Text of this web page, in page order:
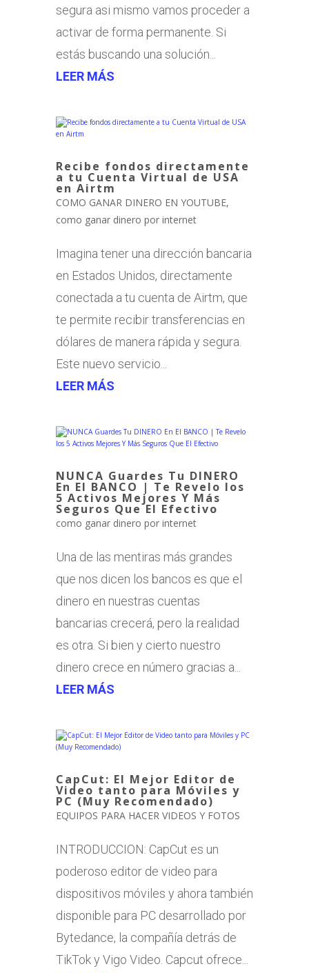
segura asi mismo vamos proceder a
activar de forma permanente. Si
estás buscando una solución...
LEER MÁS
Recibe fondos directamente
a tu Cuenta Virtual de USA
en Airtm
COMO GANAR DINERO EN YOUTUBE,
como ganar dinero por internet
Imagina tener una dirección bancaria
en Estados Unidos, directamente
conectada a tu cuenta de Airtm, que
te permite recibir transferencias en
dólares de manera rápida y segura.
Este nuevo servicio...
LEER MÁS
NUNCA Guardes Tu DINERO
En El BANCO | Te Revelo los
5 Activos Mejores Y Más
Seguros Que El Efectivo
como ganar dinero por internet
Una de las mentiras más grandes
que nos dicen los bancos es que el
dinero en nuestras cuentas
bancarias crecerá, pero la realidad
es otra. Si bien y cierto nuestro
dinero crece en número gracias a...
LEER MÁS
CapCut: El Mejor Editor de
Video tanto para Móviles y
PC (Muy Recomendado)
EQUIPOS PARA HACER VIDEOS Y FOTOS
INTRODUCCION: CapCut es un
poderoso editor de video para
dispositivos móviles y ahora también
disponible para PC desarrollado por
Bytedance, la compañía detrás de
TikTok y Vigo Video. Capcut ofrece...